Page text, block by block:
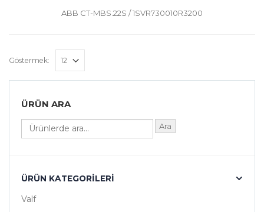
ABB CT-MBS.22S / 1SVR730010R3200
Göstermek:
ÜRÜN ARA
Ara
ÜRÜN KATEGORILERI
Valf